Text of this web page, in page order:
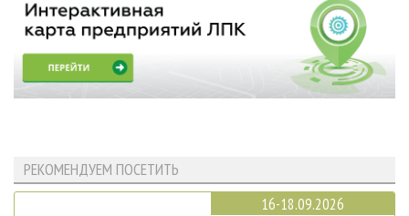
РЕКОМЕНДУЕМ ПОСЕТИТЬ
16-18.09.2026